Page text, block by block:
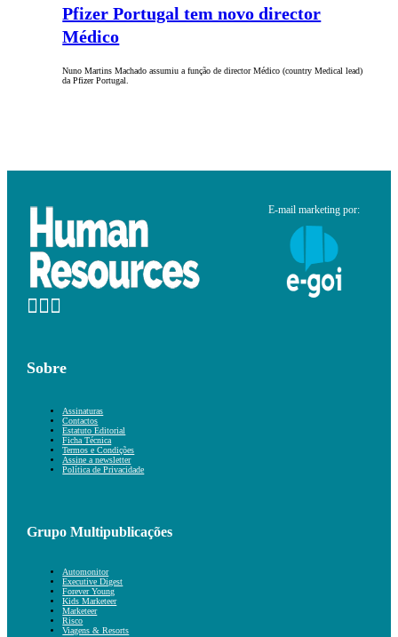
Pfizer Portugal tem novo director
Médico
Nuno Martins Machado assumiu a função de director Médico (country Medical lead)
da Pfizer Portugal.
E-mail marketing por:
Sobre
Assinaturas
Contactos
Estatuto Editorial
Ficha Técnica
Termos e Condições
Assine a newsletter
Política de Privacidade
Grupo Multipublicações
Automonitor
Executive Digest
Forever Young
Kids Marketeer
Marketeer
Risco
Viagens & Resorts